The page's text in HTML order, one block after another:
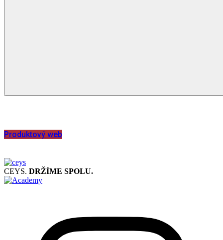
Produktový web
CEYS. DRŽÍME SPOLU.